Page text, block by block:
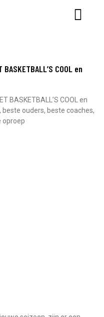
BASKETBALL’S COOL en
BASKETBALL’S COOL en
ouders, beste coaches,
oproep